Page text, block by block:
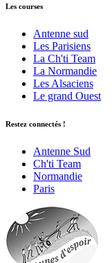
Les courses
Antenne sud
Les Parisiens
La Ch'ti Team
La Normandie
Les Alsaciens
Le grand Ouest
Restez connectés !
Antenne Sud
Ch'ti Team
Normandie
Paris